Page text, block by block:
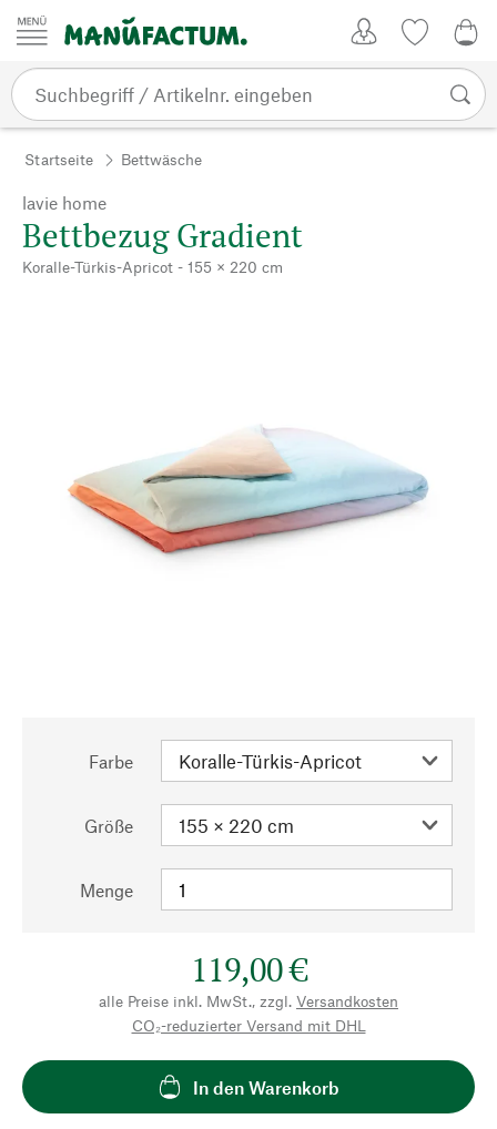
Zum Inhalt springen
Startseite Bettwäsche
lavie home
Bettbezug Gradient
Koralle-Türkis-Apricot - 155 × 220 cm
Farbe
Größe
Menge
119,00 €
alle Preise inkl. MwSt., zzgl. Versandkosten
CO₂-reduzierter Versand mit DHL
In den Warenkorb